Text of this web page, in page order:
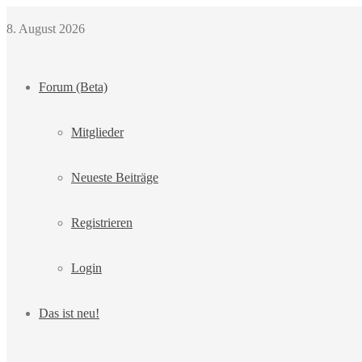
8. August 2026
Forum (Beta)
Mitglieder
Neueste Beiträge
Registrieren
Login
Das ist neu!